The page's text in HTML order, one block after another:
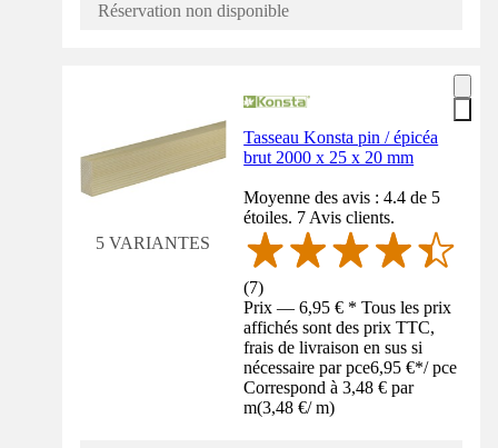
Réservation non disponible
5 VARIANTES
Tasseau Konsta pin / épicéa
brut 2000 x 25 x 20 mm
Moyenne des avis : 4.4 de 5
étoiles. 7 Avis clients.
(7)
Prix — 6,95 € * Tous les prix
affichés sont des prix TTC,
frais de livraison en sus si
nécessaire par pce6,95 €*/ pce
Correspond à 3,48 € par
m(3,48 €/ m)